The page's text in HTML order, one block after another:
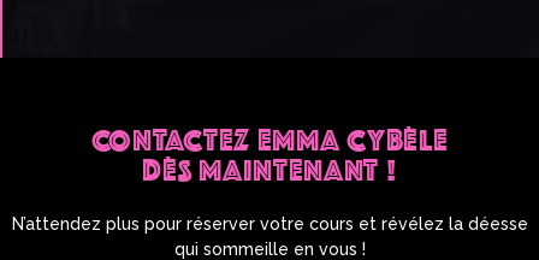
CONTACTEZ EMMA CYBÈLE
DÈS MAINTENANT !
N’attendez plus pour réserver votre cours et révélez la déesse
qui sommeille en vous !